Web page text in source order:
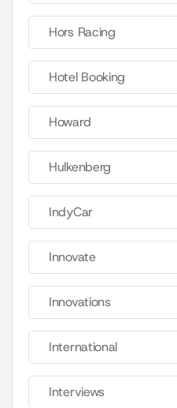
Hors Racing
Hotel Booking
Howard
Hulkenberg
IndyCar
Innovate
Innovations
International
Interviews